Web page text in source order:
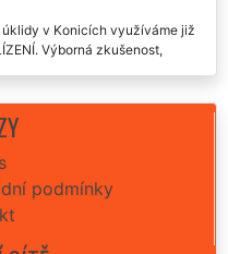
v Konicích využíváme již
Výborná zkušenost,
úklidy v naší ordinaci v
odbornic na úklidy. Holky
podmínky